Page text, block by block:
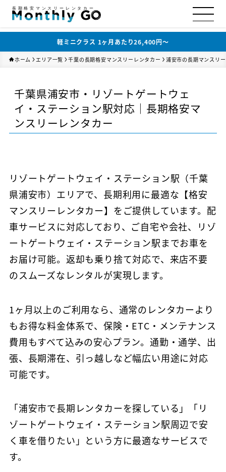
長期格安マンスリーレンタカー
軽ミニクラス 1ヶ月あたり26,400円〜
ホーム エリア一覧 千葉の長期格安マンスリーレンタカー 浦安市の長期マンスリ
千葉県浦安市・リゾートゲートウェ
イ・ステーション駅対応｜長期格安マ
ンスリーレンタカー
リゾートゲートウェイ・ステーション駅（千葉
県浦安市）エリアで、長期利用に最適な【格安
マンスリーレンタカー】をご提供しています。配
車サービスに対応しており、ご自宅や会社、リゾ
ートゲートウェイ・ステーション駅までお車を
お届け可能。返却も乗り捨て対応で、来店不要
のスムーズなレンタルが実現します。
1ヶ月以上のご利用なら、通常のレンタカーより
もお得な料金体系で、保険・ETC・メンテナンス
費用もすべて込みの安心プラン。通勤・通学、出
張、長期滞在、引っ越しなど幅広い用途に対応
可能です。
「浦安市で長期レンタカーを探している」「リ
ゾートゲートウェイ・ステーション駅周辺で安
く車を借りたい」という方に最適なサービスで
す。